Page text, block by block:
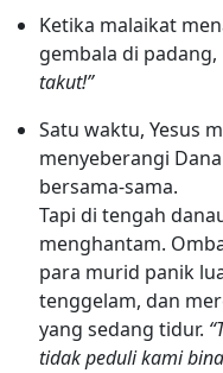
Ketika malaikat
gembala di
takut!”
Satu waktu, Yesus
menyeberangi
bersama-sama.
Tapi di tengah
menghantam.
para murid panik
tenggelam, dan
yang sedang tidur.
tidak peduli kami